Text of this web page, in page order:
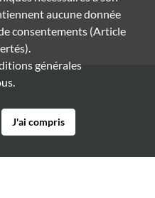
aucune donnée
consentements (Article
générales
J'ai compris